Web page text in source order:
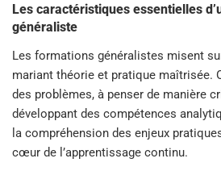
Les caractéristiques essentielles
généraliste
Les formations généralistes misent
mariant théorie et pratique maîtrisée.
des problèmes, à penser de manière
développant des compétences
la compréhension des enjeux
cœur de l’apprentissage continu.